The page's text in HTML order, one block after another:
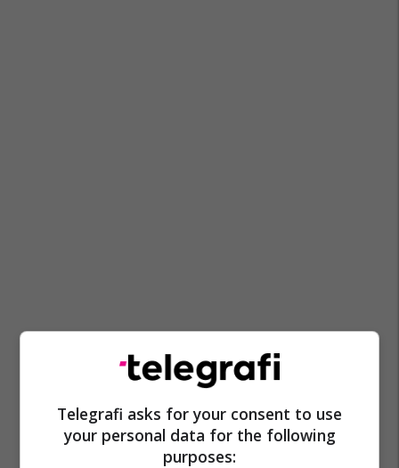
Telegrafi asks for your consent to use
your personal data for the following
purposes: